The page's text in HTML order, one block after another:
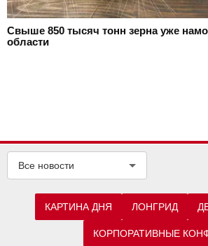
Свыше 850 тысяч тонн зерна уже
области
Все новости
КАРТИНА ДНЯ ЛОНГРИД
КОРПОРАТИВНЫЕ